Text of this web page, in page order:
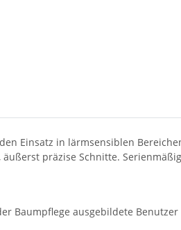
Einsatz in lärmsensiblen
präzise Schnitte.
Baumpflege ausgebildete